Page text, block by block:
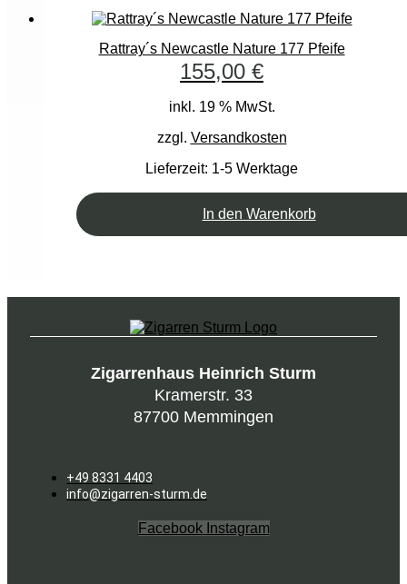
Rattray´s Newcastle Nature 177 Pfeife
155,00 €
inkl. 19 % MwSt.
zzgl. Versandkosten
Lieferzeit: 1-5 Werktage
In den Warenkorb
Zigarrenhaus Heinrich Sturm
Kramerstr. 33
87700 Memmingen
+49 8331 4403
info@zigarren-sturm.de
Facebook Instagram